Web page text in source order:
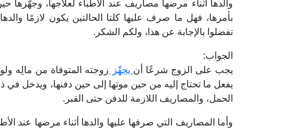
والدها أثناء مرضها مصاريف عند الأطباء لعلاجها،
بأمرها، فهل ما صرف عليها كلتا الحالتين يكون لازمًا
تفضلوا بالإجابة عن هذا، ولكم الشكر.
الجواب:
يجب على الزوج شرعًا أن يجهِّز زوجته المتوفاة من مالِه
يفعل ما تحتاج إليه من حين موتها إلى حين دفنها، ويدخل في
الحمل، والمصاريف اللازمة للدفن حتى القبر.
وأما المصاريف التي صرفها عليها والدها أثناء مرضها عند